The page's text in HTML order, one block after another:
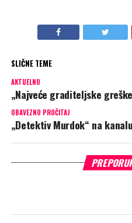
SLIČNE TEME
AKTUELNO
„Najveće graditeljske
OBAVEZNO PROČITAJ
„Detektiv Murdok“ na